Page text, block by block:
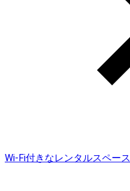
Wi-Fi付きなレンタルスペース